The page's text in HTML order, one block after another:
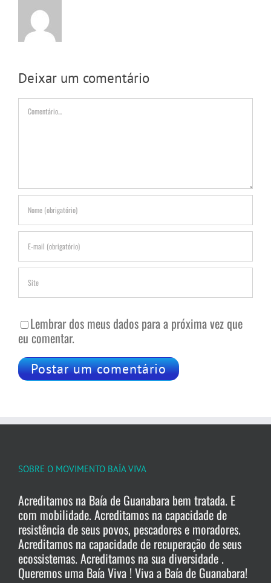
Deixar um comentário
Comentário
Lembrar dos meus dados para a próxima vez que
eu comentar.
SOBRE O MOVIMENTO BAÍA VIVA
Acreditamos na Baía de Guanabara bem tratada. E
com mobilidade. Acreditamos na capacidade de
resistência de seus povos, pescadores e moradores.
Acreditamos na capacidade de recuperação de seus
ecossistemas. Acreditamos na sua diversidade .
Queremos uma Baía Viva ! Viva a Baía de Guanabara!